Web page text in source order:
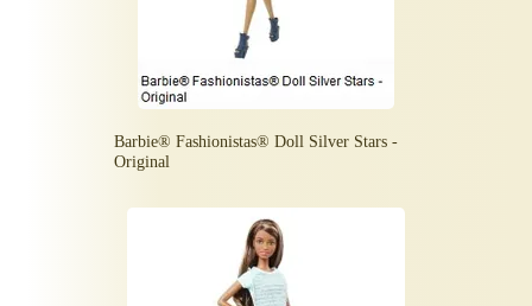
Barbie® Fashionistas® Doll Silver Stars -
Original